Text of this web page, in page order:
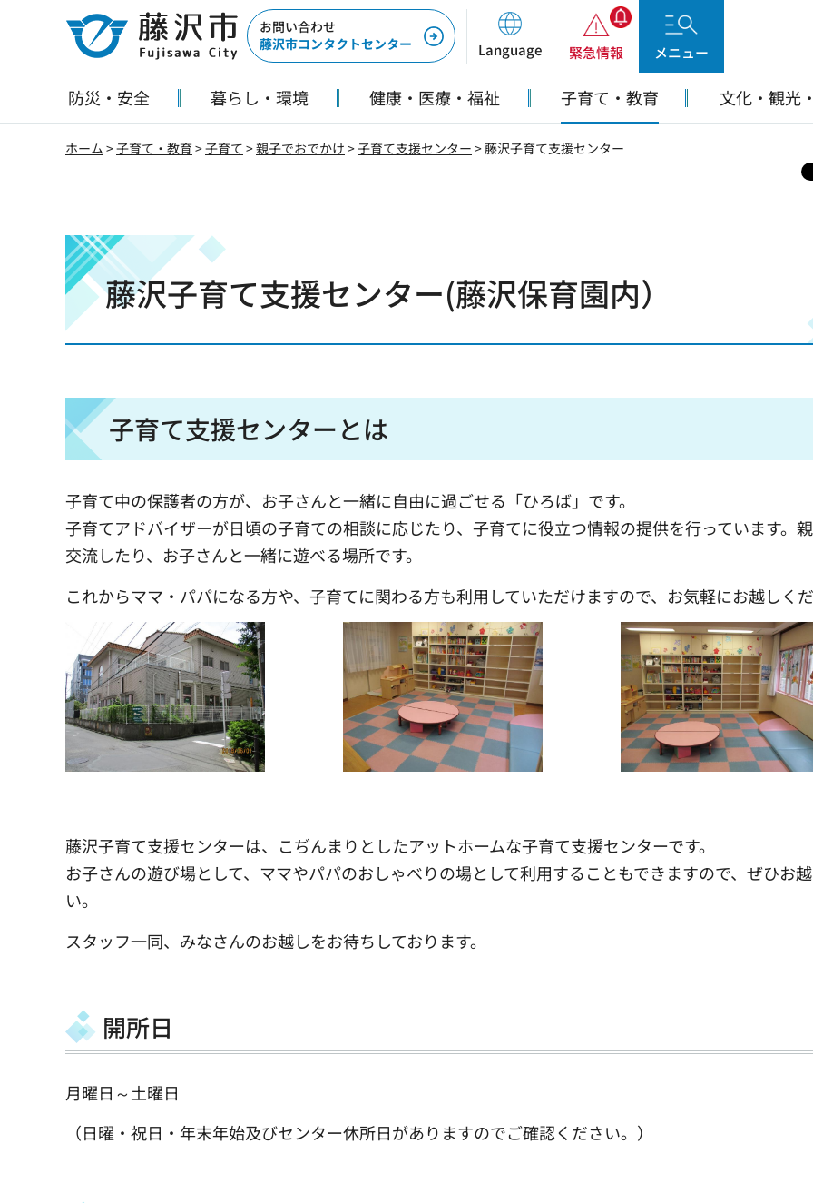
藤沢市
お問い合わせ
藤沢市コンタクトセンター
Language 緊急情報 メニュー
防災・安全 暮らし・環境 健康・医療・福祉 子育て・教育 文化・観光
ホーム >子育て・教育 >子育て >親子でおでかけ >子育て支援センター > 藤沢子育て支援センター
藤沢子育て支援センター(藤沢保育園内）
子育て支援センターとは
子育て中の保護者の方が、お子さんと一緒に自由に過ごせる「ひろば」です。
子育てアドバイザーが日頃の子育ての相談に応じたり、子育てに役立つ情報の提供を行っています。
交流したり、お子さんと一緒に遊べる場所です。
これからママ・パパになる方や、子育てに関わる方も利用していただけますので、お気軽にお越しく
藤沢子育て支援センターは、こぢんまりとしたアットホームな子育て支援センターです。
お子さんの遊び場として、ママやパパのおしゃべりの場として利用することもできますので、ぜひお
い。
スタッフ一同、みなさんのお越しをお待ちしております。
開所日
月曜日～土曜日
（日曜・祝日・年末年始及びセンター休所日がありますのでご確認ください。）